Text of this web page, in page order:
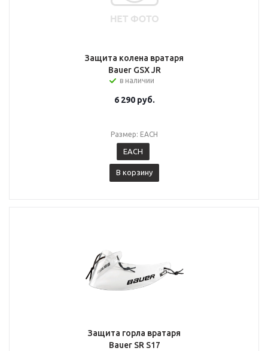
Защита колена вратаря
Bauer GSX JR
в наличии
6 290руб.
Размер: EACH
EACH
В корзину
Защита горла вратаря
Bauer SR S17